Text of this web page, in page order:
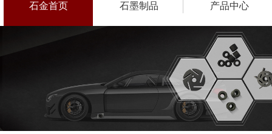
石金首页 石墨制品 产品中心